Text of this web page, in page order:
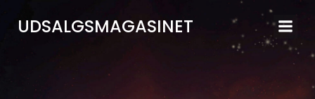
til
UDSALGSMAGASINET